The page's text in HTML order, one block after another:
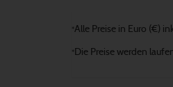
*Alle Preise in Euro (€)
* Die Preise werden